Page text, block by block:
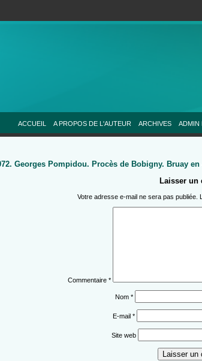
ACCUEIL A PROPOS DE L'AUTEUR ARCHIVES ADMIN
Georges Pompidou. Procès de Bobigny. Bruay
Laisser un
Votre adresse e-mail ne sera pas publiée.
Commentaire *
Nom *
E-mail*
Site web